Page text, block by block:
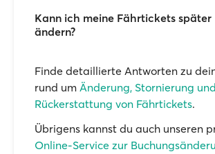
Kann ich meine Fährtickets später
ändern?
Finde detaillierte Antworten zu
rund um Änderung, Stornierung und
Rückerstattung von Fährtickets.
Übrigens kannst du auch unseren
Online-Service zur